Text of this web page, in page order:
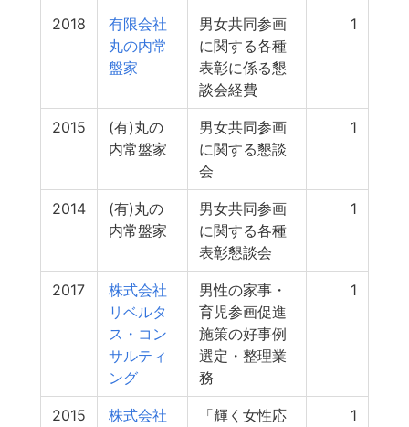
2018
有限会社
丸の内常
盤家
男女共同参画
に関する各種
表彰に係る懇
談会経費
1
2015
(有)丸の
内常盤家
男女共同参画
に関する懇談
会
1
2014
(有)丸の
内常盤家
男女共同参画
に関する各種
表彰懇談会
1
2017
株式会社
リベルタ
ス・コン
サルティ
ング
男性の家事・
育児参画促進
施策の好事例
選定・整理業
務
1
2015
株式会社
「輝く女性応
1